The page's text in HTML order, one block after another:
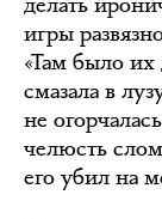
игры
«Там было их
смазала в
не
челюсть
его убил на